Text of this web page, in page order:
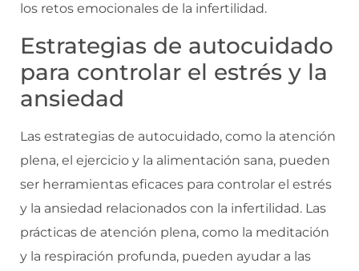
los retos emocionales de la infertilidad.
Estrategias de autocuidado
para controlar el estrés y la
ansiedad
Las estrategias de autocuidado, como la atención
plena, el ejercicio y la alimentación sana, pueden
ser herramientas eficaces para controlar el estrés
y la ansiedad relacionados con la infertilidad. Las
prácticas de atención plena, como la meditación
y la respiración profunda, pueden ayudar a las